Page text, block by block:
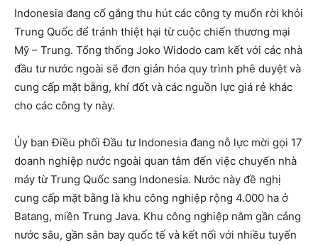
Indonesia đang cố gắng thu hút các công ty muốn rời khỏi
Trung Quốc để tránh thiệt hại từ cuộc chiến thương mại
Mỹ – Trung. Tổng thống Joko Widodo cam kết với các nhà
đầu tư nước ngoài sẽ đơn giản hóa quy trình phê duyệt và
cung cấp mặt bằng, khí đốt và các nguồn lực giá rẻ khác
cho các công ty này.
Ủy ban Điều phối Đầu tư Indonesia đang nỗ lực mời gọi 17
doanh nghiệp nước ngoài quan tâm đến việc chuyển nhà
máy từ Trung Quốc sang Indonesia. Nước này đề nghị
cung cấp mặt bằng là khu công nghiệp rộng 4.000 ha ở
Batang, miền Trung Java. Khu công nghiệp nằm gần cảng
nước sâu, gần sân bay quốc tế và kết nối với nhiều tuyến